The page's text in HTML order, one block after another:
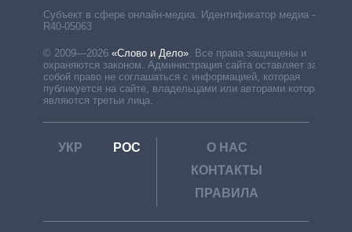
Субъект в сфере онлайн-медиа. Идентификатор медиа –
R40-05063
© 2009—2026 «Слово и Дело». Все права защищены и
охраняются законом. Администрация сайта оставляет за
собой право не соглашаться с информацией, которая
публикуется на сайте, владельцами или авторами которой
являются третьи лица.
УКР РОС
О НАС
КОНТАКТЫ
ПРАВИЛА